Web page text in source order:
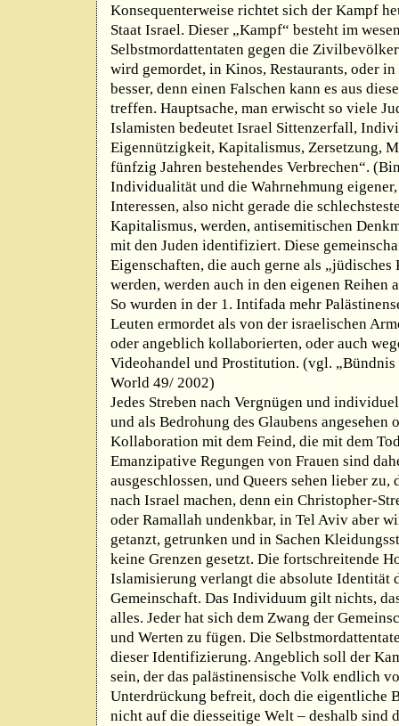
Konsequenterweise richtet sich der Kampf
Staat Israel. Dieser „Kampf“ besteht im
Selbstmordattentaten gegen die
wird gemordet, in Kinos, Restaurants, oder
besser, denn einen Falschen kann es aus
treffen. Hauptsache, man erwischt so viele
Islamisten bedeutet Israel Sittenzerfall,
Eigennützigkeit, Kapitalismus, Zersetzung,
fünfzig Jahren bestehendes Verbrechen“.
Individualität und die Wahrnehmung
Interessen, also nicht gerade die
Kapitalismus, werden, antisemitischen
mit den Juden identifiziert. Diese
Eigenschaften, die auch gerne als
werden, werden auch in den eigenen Reihen
So wurden in der 1. Intifada mehr
Leuten ermordet als von der israelischen
oder angeblich kollaborierten, oder auch
Videohandel und Prostitution. (vgl. „Bündnis
World 49/ 2002)
Jedes Streben nach Vergnügen und
und als Bedrohung des Glaubens angesehen
Kollaboration mit dem Feind, die mit dem
Emanzipative Regungen von Frauen sind
ausgeschlossen, und Queers sehen lieber zu,
nach Israel machen, denn ein Christopher-
oder Ramallah undenkbar, in Tel Aviv aber
getanzt, getrunken und in Sachen
keine Grenzen gesetzt. Die fortschreitende
Islamisierung verlangt die absolute Identität
Gemeinschaft. Das Individuum gilt nichts,
alles. Jeder hat sich dem Zwang der
und Werten zu fügen. Die
dieser Identifizierung. Angeblich soll der
sein, der das palästinensische Volk endlich
Unterdrückung befreit, doch die eigentliche
nicht auf die diesseitige Welt – deshalb sind